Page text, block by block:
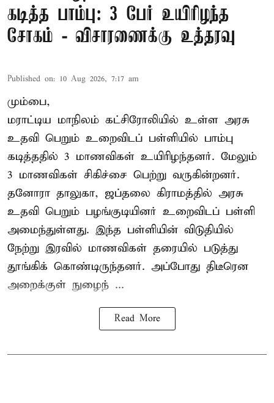
கடித்த பாம்பு: 3 பேர் உயிரிழந்த
சோகம் - விசாரணைக்கு உத்தரவு
Published on: 10 Aug 2026, 7:17 am
மும்பை,
மராட்டிய மாநிலம் கட்சிரோலியில் உள்ள அரசு
உதவி பெறும் உறைவிடப் பள்ளியில் பாம்பு
கடித்ததில் 3 மாணவிகள் உயிரிழந்தனர். மேலும்
3 மாணவிகள் சிகிச்சை பெற்று வருகின்றனர்.
தனோரா தாலுகா, ஜப்தலை கிராமத்தில் அரசு
உதவி பெறும் பழங்குடியினர் உறைவிடப் பள்ளி
அமைந்துள்ளது. இந்த பள்ளியின் விடுதியில்
நேற்று இரவில் மாணவிகள் தரையில் படுத்து
தூங்கிக் கொண்டிருந்தனர். அப்போது திடீரென
அறைக்குள் நுழைந் ...
Read More